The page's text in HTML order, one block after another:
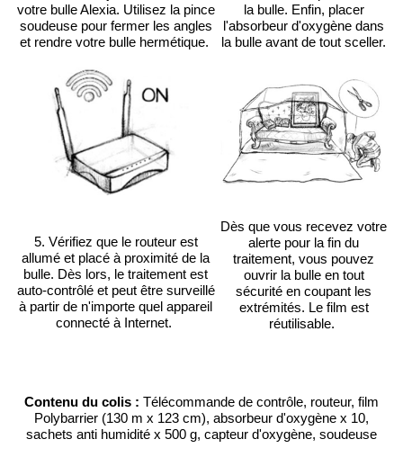
votre bulle Alexia. Utilisez la pince
soudeuse pour fermer les angles
et rendre votre bulle hermétique.
la bulle. Enfin, placer
l'absorbeur d'oxygène dans
la bulle avant de tout sceller.
5. Vérifiez que le routeur est
allumé et placé à proximité de la
bulle. Dès lors, le traitement est
auto-contrôlé et peut être surveillé
à partir de n'importe quel appareil
connecté à Internet.
Dès que vous recevez votre
alerte pour la fin du
traitement, vous pouvez
ouvrir la bulle en tout
sécurité en coupant les
extrémités. Le film est
réutilisable.
Contenu du colis : Télécommande de contrôle, routeur, film
Polybarrier (130 m x 123 cm), absorbeur d'oxygène x 10,
sachets anti humidité x 500 g, capteur d'oxygène, soudeuse